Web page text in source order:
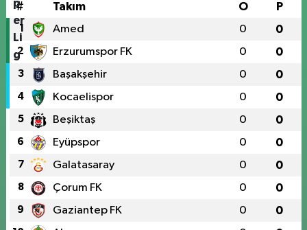
# Takım O P
1 Amed 0 0
2 Erzurumspor FK 0 0
3 Başakşehir 0 0
4 Kocaelispor 0 0
5 Beşiktaş 0 0
6 Eyüpspor 0 0
7 Galatasaray 0 0
8 Çorum FK 0 0
9 Gaziantep FK 0 0